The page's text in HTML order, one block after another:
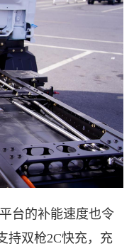
台的补能速度也令
持双枪2C快充，充